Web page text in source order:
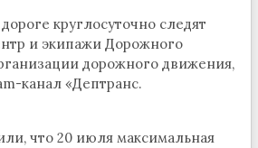
круглосуточно следят
и экипажи Дорожного
дорожного движения,
канал «Дептранс.
что 20 июля максимальная